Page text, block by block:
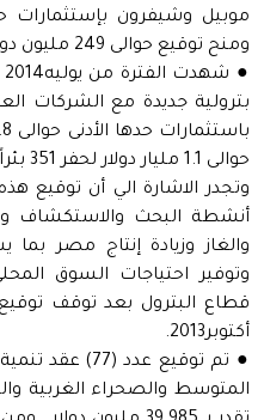
ومنح توقيع حوالى 249 مليون دولار .
بترولية جديدة مع الشركات
حوالى 1.1 مليار دولار لحفر 351 بئراً.
وتجدر الاشارة الي أن توقيع
أنشطة البحث والاستكشاف
والغاز وزيادة إنتاج مصر
وتوفير احتياجات السوق
أكتوبر2013.
● تم توقيع عدد
المتوسط والصحراء الغربية